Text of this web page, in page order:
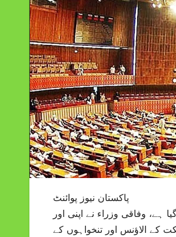
پاکستان نیوز پوائنٹ
میں 188 فیصد تک اضافہ کیا گیا ہے، وفاقی وزراء نے اپنی اور
کے الاؤنس اور تنخواہوں کے